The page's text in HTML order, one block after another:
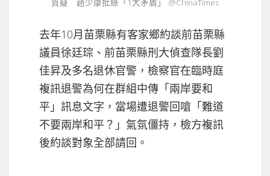
質疑 趙少康批綠「1大矛盾」 @ChinaTimes
去年10月苗栗縣有客家鄉約談前苗栗縣
議員徐廷琮、前苗栗縣刑大偵查隊長劉
佳昇及多名退休官警，檢察官在臨時庭
複訊退警為何在群組中傳「兩岸要和
平」訊息文字，當場遭退警回嗆「難道
不要兩岸和平？」氣氛僵持，檢方複訊
後約談對象全部請回。